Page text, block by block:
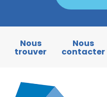
Nous
trouver
Nous
contacter